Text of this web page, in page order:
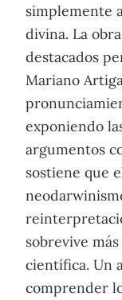
simplemente
divina. La
destacados
Mariano
exponiendo
argumentos
sostiene que
sobrevive
científica. Un
comprender